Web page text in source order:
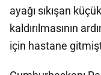
ayağı sıkışan
kaldırılmasının
için hastane